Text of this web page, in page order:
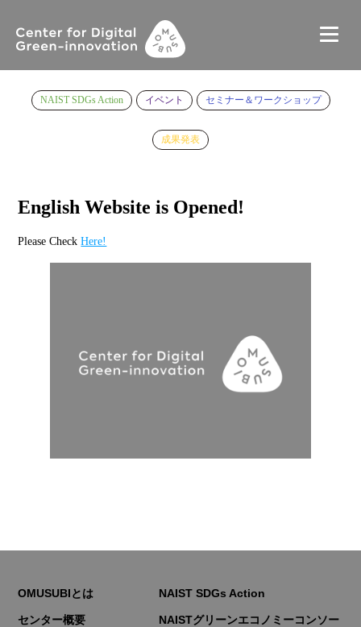
NAIST SDGs Action イベント セミナー＆ワークショップ
成果発表
English Website is Opened!
Please CheckHere!
OMUSUBIとは
センター概要
NAIST SDGs Action
NAISTグリーンエコノミーコンソー